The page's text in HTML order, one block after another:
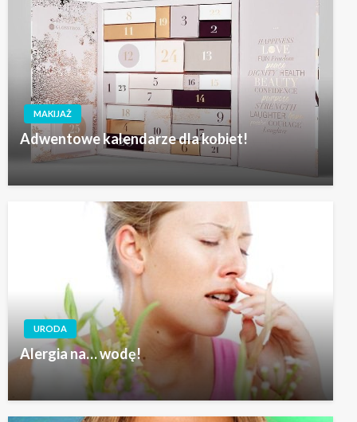
MAKIJAŻ
Adwentowe kalendarze dla kobiet!
URODA
Alergia na… wodę!